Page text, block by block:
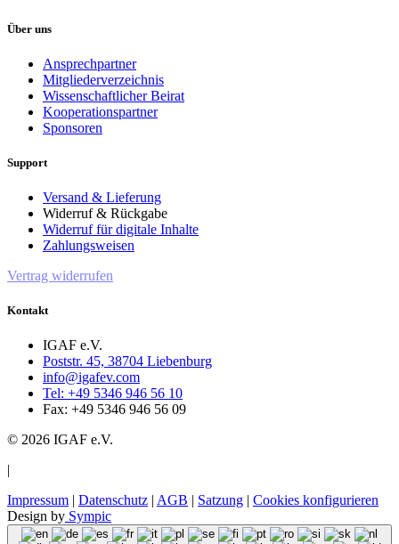
Über uns
Ansprechpartner
Mitgliederverzeichnis
Wissenschaftlicher Beirat
Kooperationspartner
Sponsoren
Support
Versand & Lieferung
Widerruf & Rückgabe
Widerruf für digitale Inhalte
Zahlungsweisen
Vertrag widerrufen
Kontakt
IGAF e.V.
Poststr. 45, 38704 Liebenburg
info@igafev.com
Tel: +49 5346 946 56 10
Fax: +49 5346 946 56 09
© 2026 IGAF e.V.
|
Impressum | Datenschutz | AGB | Satzung | Cookies konfigurieren
Design by Sympic